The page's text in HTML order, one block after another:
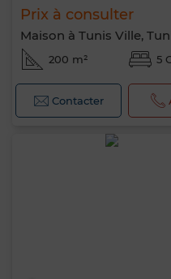
Prix à consulter
Maison à Tunis Ville,
200 m² 5
Contacter